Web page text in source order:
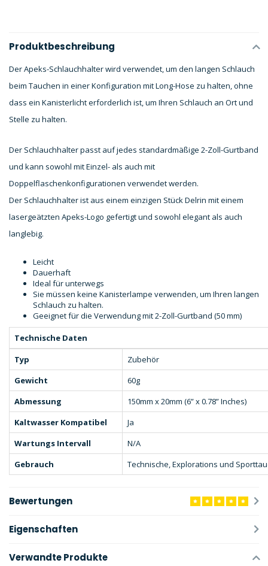
Produktbeschreibung
Der Apeks-Schlauchhalter wird verwendet, um den langen Schlauch
beim Tauchen in einer Konfiguration mit Long-Hose zu halten, ohne
dass ein Kanisterlicht erforderlich ist, um Ihren Schlauch an Ort und
Stelle zu halten.
Der Schlauchhalter passt auf jedes standardmäßige 2-Zoll-Gurtband
und kann sowohl mit Einzel- als auch mit
Doppelflaschenkonfigurationen verwendet werden.
Der Schlauchhalter ist aus einem einzigen Stück Delrin mit einem
lasergeätzten Apeks-Logo gefertigt und sowohl elegant als auch
langlebig.
Leicht
Dauerhaft
Ideal für unterwegs
Sie müssen keine Kanisterlampe verwenden, um Ihren langen
Schlauch zu halten.
Geeignet für die Verwendung mit 2-Zoll-Gurtband (50 mm)
Technische Daten
Typ
Zubehör
Gewicht
60g
Abmessung
150mm x 20mm (6” x 0.78” Inches)
Kaltwasser Kompatibel
Ja
Wartungs Intervall
N/A
Gebrauch
Technische, Explorations und
Bewertungen
Eigenschaften
Verwandte Produkte